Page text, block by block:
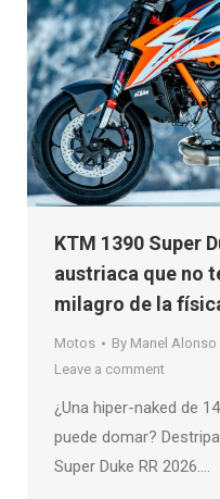
KTM 1390 Super
austriaca que no
milagro de la
Motos By Manel Alonso
Leave a comment
¿Una hiper-naked de
puede domar?
Super Duke RR 2026….